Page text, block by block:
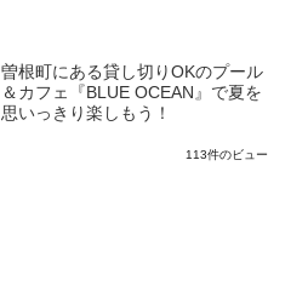
曽根町にある貸し切りOKのプール
＆カフェ『BLUE OCEAN』で夏を
思いっきり楽しもう！
113件のビュー